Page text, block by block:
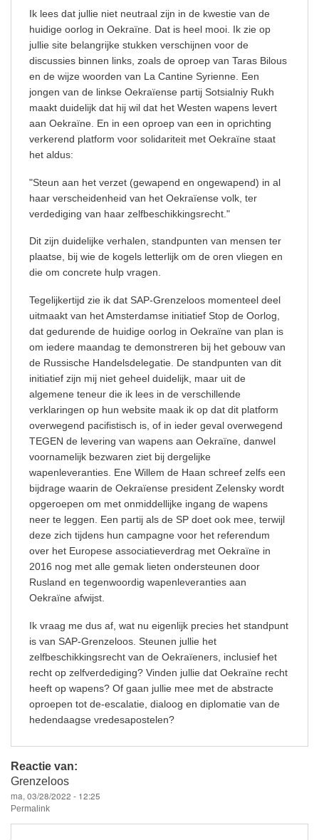
Ik lees dat jullie niet neutraal zijn in de kwestie van de
huidige oorlog in Oekraïne. Dat is heel mooi. Ik zie op
jullie site belangrijke stukken verschijnen voor de
discussies binnen links, zoals de oproep van Taras Bilous
en de wijze woorden van La Cantine Syrienne. Een
jongen van de linkse Oekraïense partij Sotsіalniy Rukh
maakt duidelijk dat hij wil dat het Westen wapens levert
aan Oekraïne. En in een oproep van een in oprichting
verkerend platform voor solidariteit met Oekraïne staat
het aldus:
"Steun aan het verzet (gewapend en ongewapend) in al
haar verscheidenheid van het Oekraïense volk, ter
verdediging van haar zelfbeschikkingsrecht."
Dit zijn duidelijke verhalen, standpunten van mensen ter
plaatse, bij wie de kogels letterlijk om de oren vliegen en
die om concrete hulp vragen.
Tegelijkertijd zie ik dat SAP-Grenzeloos momenteel deel
uitmaakt van het Amsterdamse initiatief Stop de Oorlog,
dat gedurende de huidige oorlog in Oekraïne van plan is
om iedere maandag te demonstreren bij het gebouw van
de Russische Handelsdelegatie. De standpunten van dit
initiatief zijn mij niet geheel duidelijk, maar uit de
algemene teneur die ik lees in de verschillende
verklaringen op hun website maak ik op dat dit platform
overwegend pacifistisch is, of in ieder geval overwegend
TEGEN de levering van wapens aan Oekraïne, danwel
voornamelijk bezwaren ziet bij dergelijke
wapenleveranties. Ene Willem de Haan schreef zelfs een
bijdrage waarin de Oekraïense president Zelensky wordt
opgeroepen om met onmiddellijke ingang de wapens
neer te leggen. Een partij als de SP doet ook mee, terwijl
deze zich tijdens hun campagne voor het referendum
over het Europese associatieverdrag met Oekraïne in
2016 nog met alle gemak lieten ondersteunen door
Rusland en tegenwoordig wapenleveranties aan
Oekraïne afwijst.
Ik vraag me dus af, wat nu eigenlijk precies het standpunt
is van SAP-Grenzeloos. Steunen jullie het
zelfbeschikkingsrecht van de Oekraïeners, inclusief het
recht op zelfverdediging? Vinden jullie dat Oekraïne recht
heeft op wapens? Of gaan jullie mee met de abstracte
oproepen tot de-escalatie, dialoog en diplomatie van de
hedendaagse vredesapostelen?
Reactie van:
Grenzeloos
ma, 03/28/2022 - 12:25
Permalink